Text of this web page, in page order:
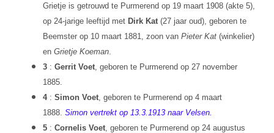
Grietje is getrouwd te Purmerend op 19 maart 1908 (akte 5),
op 24-jarige leeftijd met Dirk Kat(27 jaar oud), geboren te
Beemster op 10 maart 1881, zoon van Pieter Kat(winkelier)
en Grietje Koeman.
3 : Gerrit Voet, geboren te Purmerend op 27 november
1885.
4 : Simon Voet, geboren te Purmerend op 4 maart
1888. Simon vertrekt op 13.3.1913 naar Velsen.
5 : Cornelis Voet, geboren te Purmerend op 24 augustus